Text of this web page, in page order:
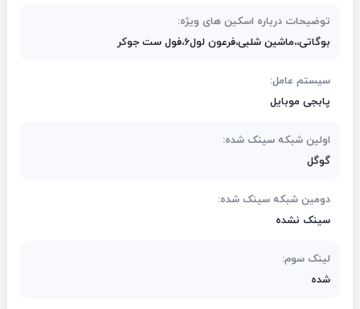
توضیحات درباره اسکین های ویژه:
بوگاتی،،ماشین شلبی،فرعون لول6،فول ست جوکر
سیستم عامل:
پابجی موبایل
اولین شبکه سینک شده:
گوگل
دومین شبکه سینک شده:
سینک نشده
لینک سوم:
شده